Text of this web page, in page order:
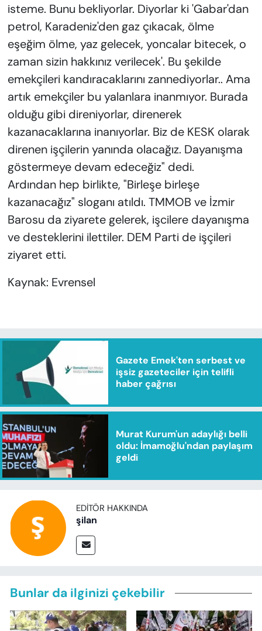
isteme. Bunu bekliyorlar. Diyorlar ki 'Gabar'dan
petrol, Karadeniz'den gaz çıkacak, ölme
eşeğim ölme, yaz gelecek, yoncalar bitecek, o
zaman sizin hakkınız verilecek'. Bu şekilde
emekçileri kandıracaklarını zannediyorlar.. Ama
artık emekçiler bu yalanlara inanmıyor. Burada
olduğu gibi direniyorlar, direnerek
kazanacaklarına inanıyorlar. Biz de KESK olarak
direnen işçilerin yanında olacağız. Dayanışma
göstermeye devam edeceğiz" dedi.
Ardından hep birlikte, "Birleşe birleşe
kazanacağız" sloganı atıldı. TMMOB ve İzmir
Barosu da ziyarete gelerek, işcilere dayanışma
ve desteklerini ilettiler. DEM Parti de işçileri
ziyaret etti.
Kaynak: Evrensel
Gazete Emek'ten serbest ve
işsiz gazeteciler için telifli
haber çağrısı
Murat Kurum'un adaylığı belli
oldu: İmamoğlu'ndan paylaşım
geldi
EDITÖR HAKKINDA
şilan
Bunlar da ilginizi çekebilir